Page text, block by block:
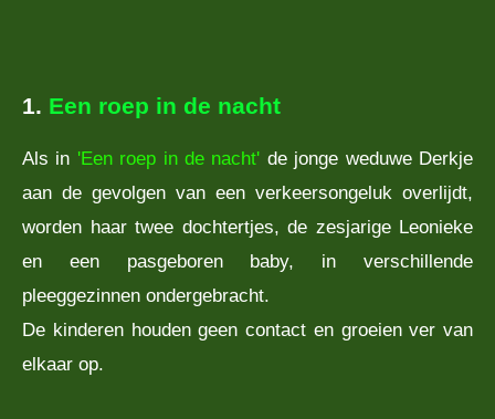
1. Een roep in de nacht
Als in 'Een roep in de nacht' de jonge weduwe Derkje
aan de gevolgen van een verkeersongeluk overlijdt,
worden haar twee dochtertjes, de zesjarige Leonieke
en een pasgeboren baby, in verschillende
pleeggezinnen ondergebracht.
De kinderen houden geen contact en groeien ver van
elkaar op.